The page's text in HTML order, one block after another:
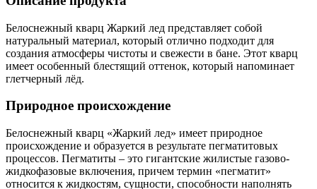
Белоснежный кварц Жаркий лед представляет собой
натуральный материал, который отлично подходит для
создания атмосферы чистоты и свежести в бане. Этот кварц
имеет особенный блестящий оттенок, который напоминает
глетчерный лёд.
Природное происхождение
Белоснежный кварц «Жаркий лед» имеет природное
происхождение и образуется в результате пегматитовых
процессов. Пегматиты – это гигантские жилистые газово-
жидкофазовые включения, причем термин «пегматит»
относится к жидкостям, сущности, способности наполнять